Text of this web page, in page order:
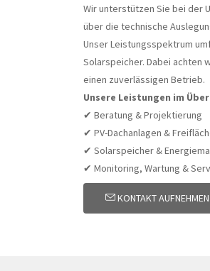
Wir unterstützen Sie bei der
über die technische
Unser Leistungsspektrum
Solarspeicher. Dabei achten
einen zuverlässigen Betrieb.
Unsere Leistungen im
✔ Beratung & Projektierung
✔ PV-Dachanlagen &
✔ Solarspeicher &
✔ Monitoring, Wartung &
KONTAKT AUFNEHMEN